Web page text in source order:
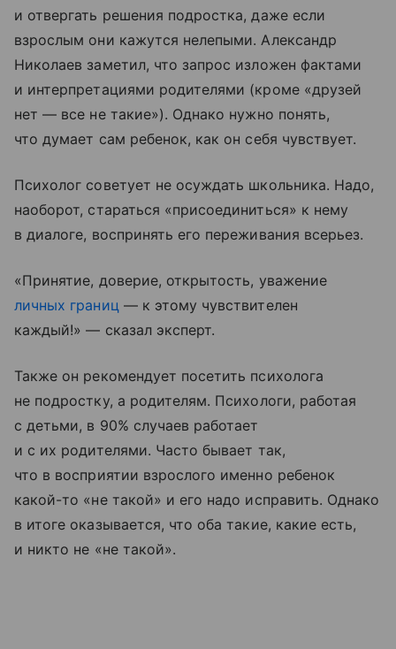
и отвергать решения подростка, даже если
взрослым они кажутся нелепыми. Александр
Николаев заметил, что запрос изложен фактами
и интерпретациями родителями (кроме «друзей
нет — все не такие»). Однако нужно понять,
что думает сам ребенок, как он себя чувствует.
Психолог советует не осуждать школьника. Надо,
наоборот, стараться «присоединиться» к нему
в диалоге, воспринять его переживания всерьез.
«Принятие, доверие, открытость, уважение
личных границ — к этому чувствителен
каждый!» — сказал эксперт.
Также он рекомендует посетить психолога
не подростку, а родителям. Психологи, работая
с детьми, в 90% случаев работает
и с их родителями. Часто бывает так,
что в восприятии взрослого именно ребенок
какой-то «не такой» и его надо исправить. Однако
в итоге оказывается, что оба такие, какие есть,
и никто не «не такой».